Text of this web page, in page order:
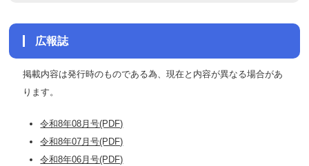
広報誌
掲載内容は発行時のものである為、現在と内容が異なる場合があ
ります。
令和8年08月号(PDF)
令和8年07月号(PDF)
令和8年06月号(PDF)